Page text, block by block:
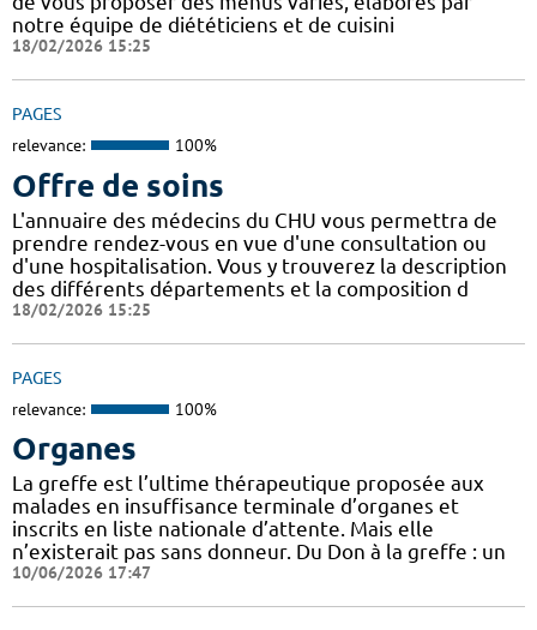
notre équipe de diététiciens et de cuisini
18/02/2026 15:25
PAGES
relevance: 100%
Offre de soins
L'annuaire des médecins du CHU vous permettra de
prendre rendez-vous en vue d'une consultation ou
d'une hospitalisation. Vous y trouverez la description
des différents départements et la composition d
18/02/2026 15:25
PAGES
relevance: 100%
Organes
La greffe est l’ultime thérapeutique proposée aux
malades en insuffisance terminale d’organes et
inscrits en liste nationale d’attente. Mais elle
n’existerait pas sans donneur. Du Don à la greffe : un
10/06/2026 17:47